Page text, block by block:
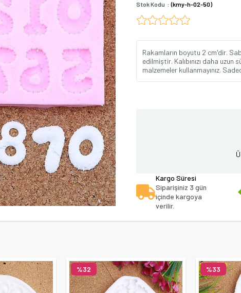
Stok Kodu (kmy-h-02-50)
Rakamların boyutu 2 cm'dir.
edilmiştir. Kalıbınızı daha
malzemeler kullanmayınız.
Kargo Süresi
Siparişiniz 3 gün
içinde kargoya
verilir.
%32 %33